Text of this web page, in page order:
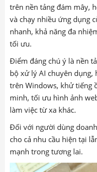
trên nền tảng đám mây,
và chạy nhiều ứng dụng
nhanh, khả năng đa
tối ưu.
Điểm đáng chú ý là nền
bộ xử lý AI chuyên
trên Windows, khử tiếng
minh, tối ưu hình ảnh
làm việc từ xa khác.
Đối với người dùng
cho cả nhu cầu hiện tại
mạnh trong tương lai.